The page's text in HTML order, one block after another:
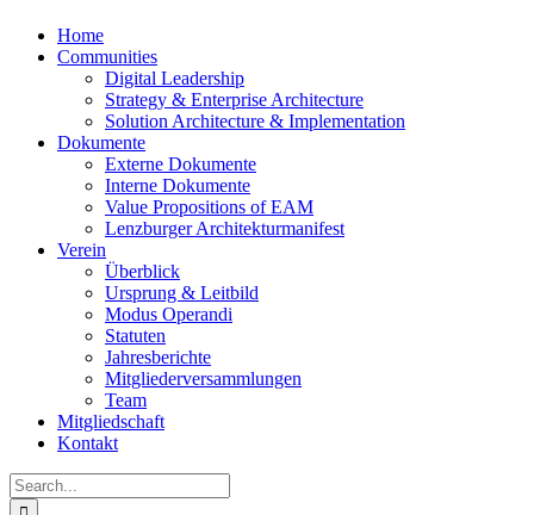
Home
Communities
Digital Leadership
Strategy & Enterprise Architecture
Solution Architecture & Implementation
Dokumente
Externe Dokumente
Interne Dokumente
Value Propositions of EAM
Lenzburger Architekturmanifest
Verein
Überblick
Ursprung & Leitbild
Modus Operandi
Statuten
Jahresberichte
Mitgliederversammlungen
Team
Mitgliedschaft
Kontakt
Search
for: